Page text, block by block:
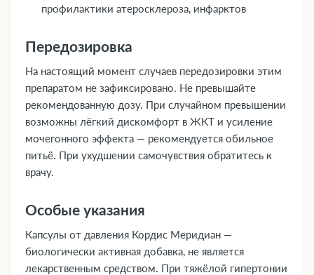
профилактики атеросклероза, инфарктов
Передозировка
На настоящий момент случаев передозировки этим
препаратом не зафиксировано. Не превышайте
рекомендованную дозу. При случайном превышении
возможны лёгкий дискомфорт в ЖКТ и усиление
мочегонного эффекта — рекомендуется обильное
питьё. При ухудшении самочувствия обратитесь к
врачу.
Особые указания
Капсулы от давления Кордис Меридиан —
биологически активная добавка, не является
лекарственным средством. При тяжёлой гипертонии